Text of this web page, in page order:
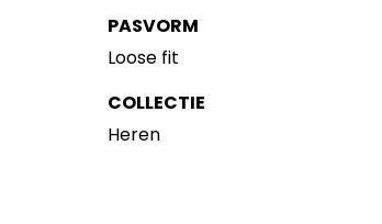
PASVORM
Loose fit
COLLECTIE
Heren